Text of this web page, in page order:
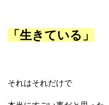
「生きている」
それはそれだけで